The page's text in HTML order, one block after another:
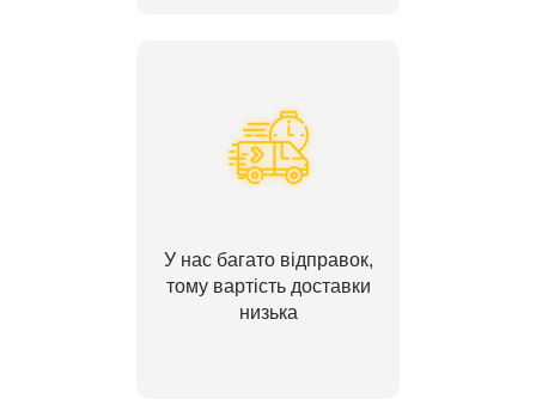
У нас багато відправок,
тому вартість доставки
низька